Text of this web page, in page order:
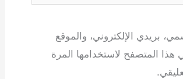
بريدي الإلكتروني، والموقع
هذا المتصفح لاستخدامها المرة